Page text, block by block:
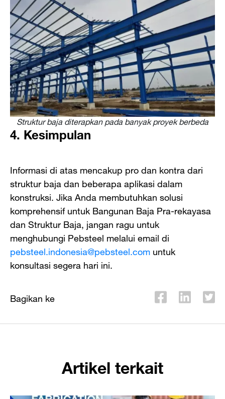
Struktur baja diterapkan pada banyak proyek berbeda
4. Kesimpulan
Informasi di atas mencakup pro dan kontra dari
struktur baja dan beberapa aplikasi dalam
konstruksi. Jika Anda membutuhkan solusi
komprehensif untuk Bangunan Baja Pra-rekayasa
dan Struktur Baja, jangan ragu untuk
menghubungi Pebsteel melalui email di
pebsteel.indonesia@pebsteel.comuntuk
konsultasi segera hari ini.
Bagikan ke
Artikel terkait